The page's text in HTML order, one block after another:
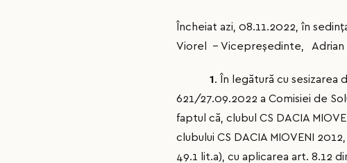
Încheiat azi, 08.11.2022, în
Viorel - Vicepreşedinte, Adrian
1. În legătură cu sesizarea
621/27.09.2022 a Comisiei de
faptul că, clubul CS DACIA
clubului CS DACIA MIOVENI
49.1 lit.a), cu aplicarea art. 8.12